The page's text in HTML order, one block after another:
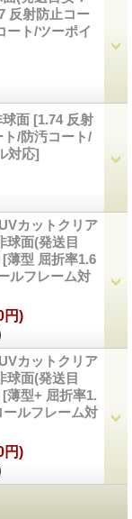
反射防止コー
ート/ツーポイ
球面 [1.74 反射
/防汚コート/
対応]
カットクリア
球面(発送目
[薄型 屈折率1.6
ルフレーム対
円)
カットクリア
球面(発送目
[薄型+ 屈折率1.
ルフレーム対
円)